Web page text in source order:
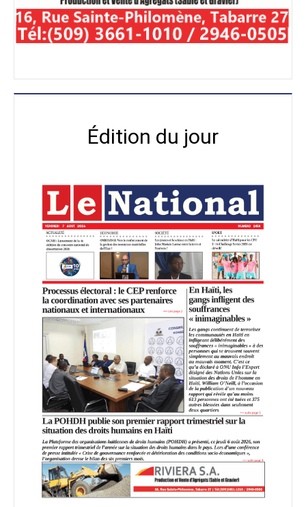
Édition du jour